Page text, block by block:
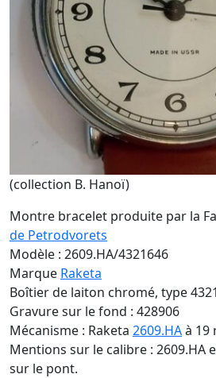
(collection B. Hanoï)
Montre bracelet produite par la
de Petrodvorets
Modèle : 2609.HA/4321646
Marque Raketa
Boîtier de laiton chromé, type
Gravure sur le fond : 428906
Mécanisme : Raketa 2609.HAà 19
Mentions sur le calibre : 2609.HA
sur le pont.